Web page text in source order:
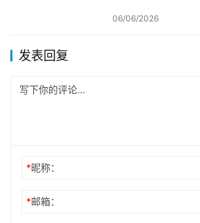
06/06/2026
发表回复
*昵称：
*邮箱：